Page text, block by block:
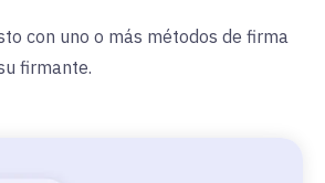
con uno o más métodos de firma
firmante.